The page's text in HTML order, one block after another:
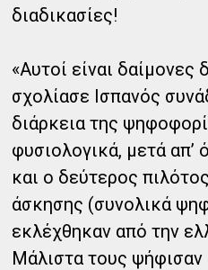
διαδικασίες!
«Αυτοί είναι δαίμονες
σχολίασε Ισπανός
διάρκεια της
φυσιολογικά, μετά απ’
και ο δεύτερος
άσκησης (συνολικά
εκλέχθηκαν από την
Μάλιστα τους ψήφισαν